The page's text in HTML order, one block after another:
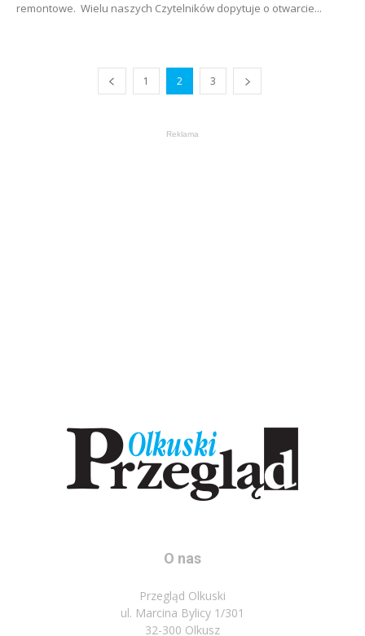
remontowe. Wielu naszych Czytelników dopytuje o otwarcie...
1 2 3
Reklama
O nas
Przegląd Olkuski
ul. Marcina Bylicy 1/301
32-300 Olkusz